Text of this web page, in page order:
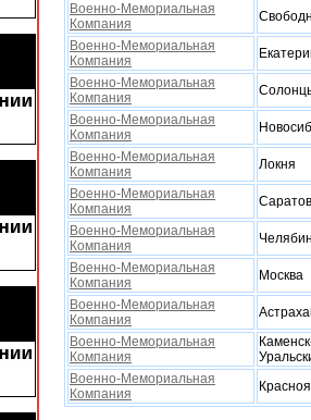
Военно-Мемориальная
Компания
Военно-Мемориальная
Компания
Военно-Мемориальная
Компания
Военно-Мемориальная
Компания
Военно-Мемориальная
Компания
Локня
Военно-Мемориальная
Компания
Саратов
Военно-Мемориальная
Компания
Военно-Мемориальная
Компания
Москва
Военно-Мемориальная
Компания
Военно-Мемориальная
Компания
Военно-Мемориальная
Компания